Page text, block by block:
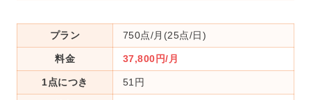
プラン 750点/月(25点/日)
料金 37,800円/月
1点につき 51円